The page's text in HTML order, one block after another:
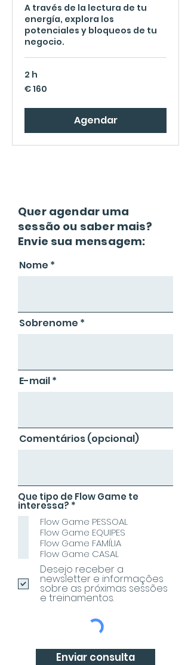
A través de la lectura de tu
energía, explora los
potenciales y bloqueos de tu
negocio.
2 h
160
Euros
€ 160
Agendar
Quer agendar uma
sessão ou saber mais?
Envie sua mensagem:
Nome
Sobrenome
E-mail
Comentários (opcional)
Que tipo de Flow Game te
interessa? *
r
i
g
a
t
ó
r
i
o
Flow Game PESSOAL
Flow Game EQUIPES
Flow Game FAMÍLIA
Flow Game CASAL
Desejo receber a
newsletter e informações
sobre as próximas sessões
e treinamentos.
Enviar consulta